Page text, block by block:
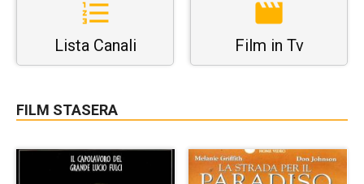
Lista Canali Film in Tv
FILM STASERA